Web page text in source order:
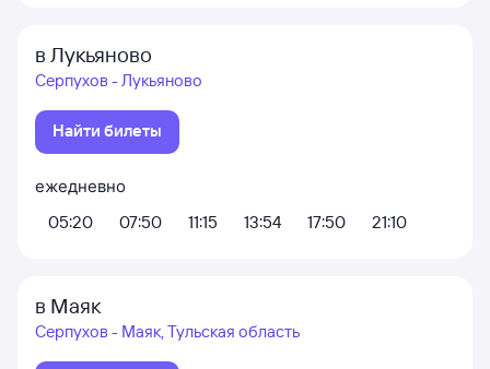
в Лукьяново
Серпухов - Лукьяново
Найти билеты
ежедневно
05:20
07:50 11:15 13:54 17:50 21:10
в Маяк
Серпухов - Маяк, Тульская область